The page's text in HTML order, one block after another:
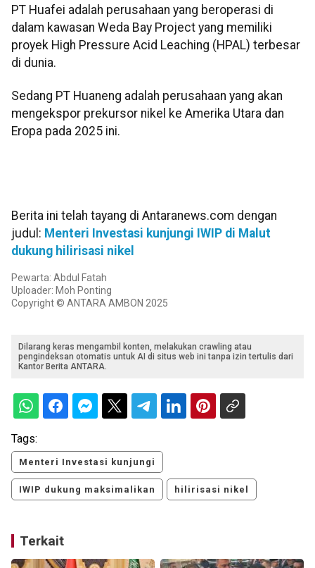
PT Huafei adalah perusahaan yang beroperasi di
dalam kawasan Weda Bay Project yang memiliki
proyek High Pressure Acid Leaching (HPAL) terbesar
di dunia.
Sedang PT Huaneng adalah perusahaan yang akan
mengekspor prekursor nikel ke Amerika Utara dan
Eropa pada 2025 ini.
Berita ini telah tayang di Antaranews.com dengan
judul: Menteri Investasi kunjungi IWIP di Malut
dukung hilirisasi nikel
Pewarta: Abdul Fatah
Uploader: Moh Ponting
Copyright © ANTARA AMBON 2025
Dilarang keras mengambil konten, melakukan crawling atau
pengindeksan otomatis untuk AI di situs web ini tanpa izin tertulis dari
Kantor Berita ANTARA.
Tags:
Menteri Investasi kunjungi
IWIP dukung maksimalikan hilirisasi nikel
Terkait